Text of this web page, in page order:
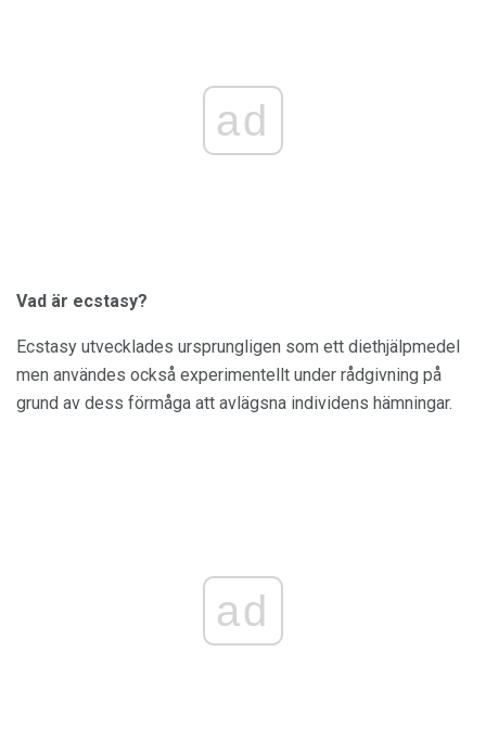
ad
Vad är ecstasy?
Ecstasy utvecklades ursprungligen som ett diethjälpmedel
men användes också experimentellt under rådgivning på
grund av dess förmåga att avlägsna individens hämningar.
ad